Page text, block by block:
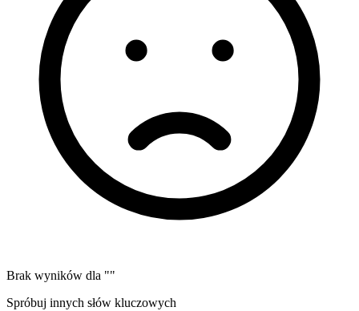
Brak wyników dla ""
Spróbuj innych słów kluczowych